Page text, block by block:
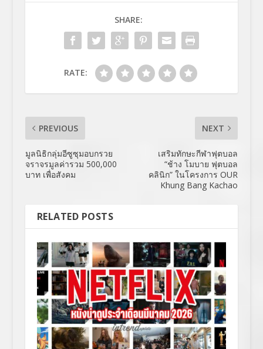
SHARE:
RATE:
PREVIOUS
มูลนิธิกลุ่มอีซูซุมอบกรวย
จราจรมูลค่ารวม 500,000
บาท เพื่อสังคม
NEXT
เสริมทักษะกีฬาฟุตบอล
“ช้าง โมบาย ฟุตบอล
คลินิก” ในโครงการ OUR
Khung Bang Kachao
RELATED POSTS